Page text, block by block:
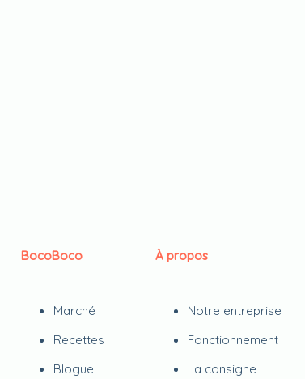
BocoBoco
Marché
Recettes
Blogue
À propos
Notre entreprise
Fonctionnement
La consigne